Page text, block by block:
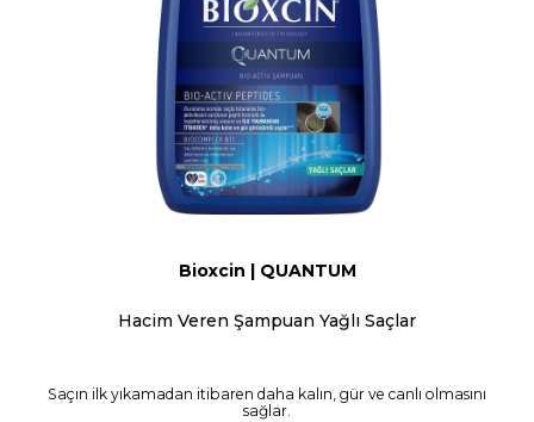
Bioxcin | QUANTUM
Hacim Veren Şampuan Yağlı Saçlar
Saçın ilk yıkamadan itibaren daha kalın, gür ve canlı olmasını
sağlar.